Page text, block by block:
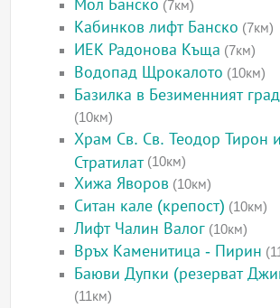
Мол Банско (7км)
Кабинков лифт Банско (7км)
ИЕК Радонова Къща (7км)
Водопад Щрокалото (10км)
Базилка в Безименният
(10км)
Храм Св. Св. Теодор Тирон
Стратилат(10км)
Хижа Яворов (10км)
Ситан кале (крепост) (10км)
Лифт Чалин Валог (10км)
Връх Каменитица - Пирин
Баюви Дупки (резерват
(11км)